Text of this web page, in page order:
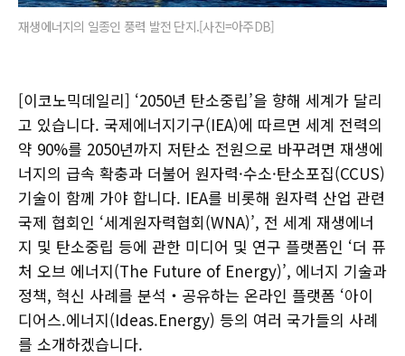
재생에너지의 일종인 풍력 발전 단지.[사진=아주DB]
[이코노믹데일리] ‘2050년 탄소중립’을 향해 세계가 달리
고 있습니다. 국제에너지기구(IEA)에 따르면 세계 전력의
약 90%를 2050년까지 저탄소 전원으로 바꾸려면 재생에
너지의 급속 확충과 더불어 원자력·수소·탄소포집(CCUS)
기술이 함께 가야 합니다. IEA를 비롯해 원자력 산업 관련
국제 협회인 ‘세계원자력협회(WNA)’, 전 세계 재생에너
지 및 탄소중립 등에 관한 미디어 및 연구 플랫폼인 ‘더 퓨
처 오브 에너지(The Future of Energy)’, 에너지 기술과
정책, 혁신 사례를 분석‧공유하는 온라인 플랫폼 ‘아이
디어스.에너지(Ideas.Energy) 등의 여러 국가들의 사례
를 소개하겠습니다.